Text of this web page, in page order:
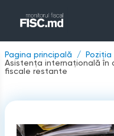
Pagina principală Poziția
Asistența internațională în
fiscale restante